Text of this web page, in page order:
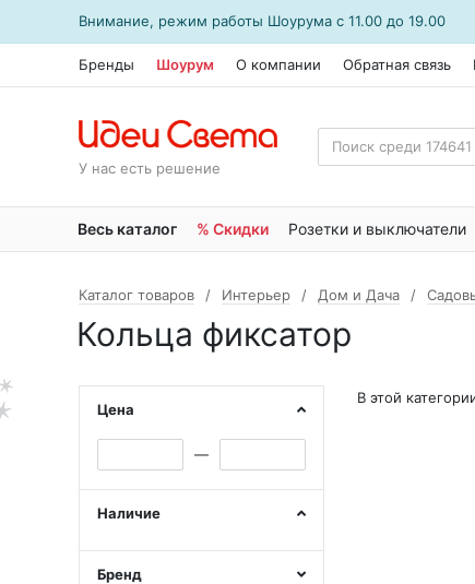
Внимание, режим работы Шоурума с 11.00 до 19.00
Бренды Шоурум О компании Обратная связь
У нас есть решение
Весь каталог % Скидки Розетки и выключатели
Каталог товаров Интерьер Дом и Дача
Кольца фиксатор
Цена
—
Наличие
Бренд
В этой